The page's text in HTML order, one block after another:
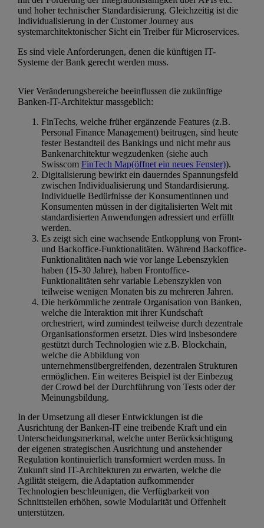
und hoher technischer Standardisierung. Gleichzeitig ist die
Individualisierung in der Customer Journey aus
systemarchitektonischer Sicht ein Treiber für Microservices.
Es sind viele Anforderungen, denen die künftigen IT-
Systeme der Bank gerecht werden muss.
Vier Veränderungsbereiche beeinflussen die zukünftige
Banken-IT-Architektur massgeblich:
FinTechs, welche früher ergänzende Features (z.B.
Personal Finance Management) beitrugen, sind heute
fester Bestandteil des Bankings und nicht mehr aus
Bankenarchitektur wegzudenken (siehe auch
Swisscom FinTech Map(öffnet ein neues Fenster)).
Digitalisierung bewirkt ein dauerndes Spannungsfeld
zwischen Individualisierung und Standardisierung.
Individuelle Bedürfnisse der Konsumentinnen und
Konsumenten müssen in der digitalisierten Welt mit
standardisierten Anwendungen adressiert und erfüllt
werden.
Es zeigt sich eine wachsende Entkopplung von Front-
und Backoffice-Funktionalitäten. Während Backoffice-
Funktionalitäten nach wie vor lange Lebenszyklen
haben (15-30 Jahre), haben Frontoffice-
Funktionalitäten sehr variable Lebenszyklen von
teilweise wenigen Monaten bis zu mehreren Jahren.
Die herkömmliche zentrale Organisation von Banken,
welche die Interaktion mit ihrer Kundschaft
orchestriert, wird zumindest teilweise durch dezentrale
Organisationsformen ersetzt. Dies wird insbesondere
gestützt durch Technologien wie z.B. Blockchain,
welche die Abbildung von
unternehmensübergreifenden, dezentralen Strukturen
ermöglichen. Ein weiteres Beispiel ist der Einbezug
der Crowd bei der Durchführung von Tests oder der
Meinungsbildung.
In der Umsetzung all dieser Entwicklungen ist die
Ausrichtung der Banken-IT eine treibende Kraft und ein
Unterscheidungsmerkmal, welche unter Berücksichtigung
der eigenen strategischen Ausrichtung und anstehender
Regulation kontinuierlich transformiert werden muss. In
Zukunft sind IT-Architekturen zu erwarten, welche die
Agilität steigern, die Adaptation aufkommender
Technologien beschleunigen, die Verfügbarkeit von
Schnittstellen erhöhen, sowie Modularität und Offenheit
unterstützen.